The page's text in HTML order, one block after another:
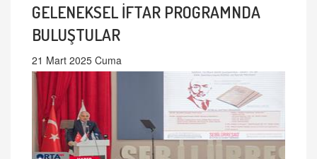
GELENEKSEL İFTAR PROGRAMNDA
BULUŞTULAR
21 Mart 2025 Cuma